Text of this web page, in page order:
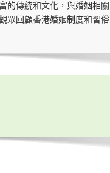
的傳統和文化，與婚姻相關
眾回顧香港婚姻制度和習俗